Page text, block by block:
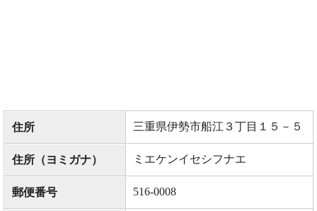
住所 三重県伊勢市船江３丁目１５－５
住所（ヨミガナ） ミエケンイセシフナエ
郵便番号 516-0008